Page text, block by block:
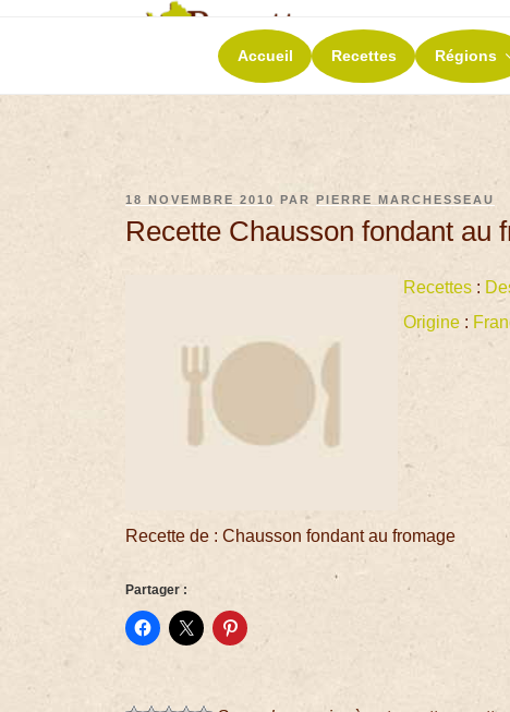
La richesse de
Accueil Recettes Régions
18 NOVEMBRE 2010 PARPIERRE MARCHESSEAU
Recette Chausson fondant au
Recettes :
Origine :
Recette de : Chausson fondant au fromage
Partager :